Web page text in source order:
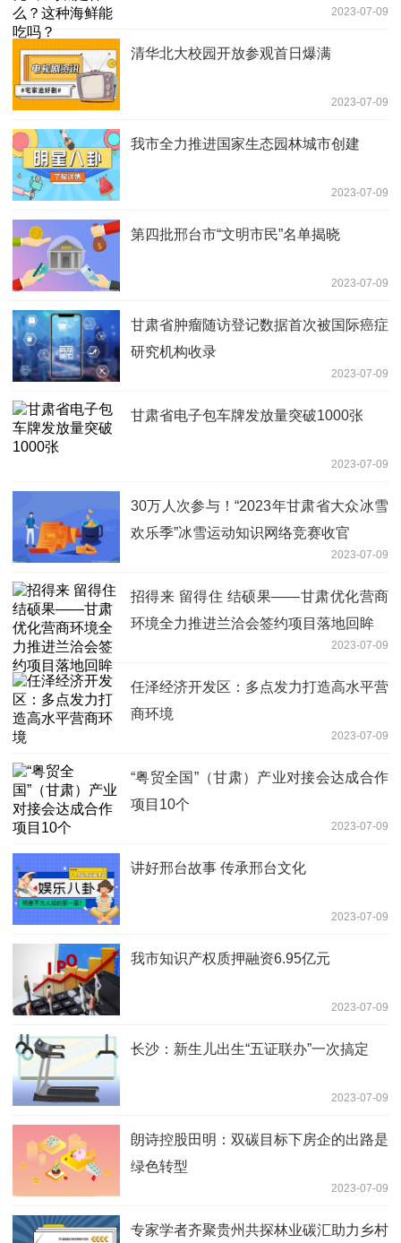
2023-07-09
清华北大校园开放参观首日爆满
2023-07-09
我市全力推进国家生态园林城市创建
2023-07-09
第四批邢台市“文明市民”名单揭晓
2023-07-09
甘肃省肿瘤随访登记数据首次被国际癌症
研究机构收录
2023-07-09
甘肃省电子包车牌发放量突破1000张
2023-07-09
30万人次参与！“2023年甘肃省大众冰雪
欢乐季”冰雪运动知识网络竞赛收官
2023-07-09
招得来 留得住 结硕果——甘肃优化营商
环境全力推进兰洽会签约项目落地回眸
2023-07-09
任泽经济开发区：多点发力打造高水平营
商环境
2023-07-09
“粤贸全国”（甘肃）产业对接会达成合作
项目10个
2023-07-09
讲好邢台故事 传承邢台文化
2023-07-09
我市知识产权质押融资6.95亿元
2023-07-09
长沙：新生儿出生“五证联办”一次搞定
2023-07-09
朗诗控股田明：双碳目标下房企的出路是
绿色转型
2023-07-09
专家学者齐聚贵州共探林业碳汇助力乡村